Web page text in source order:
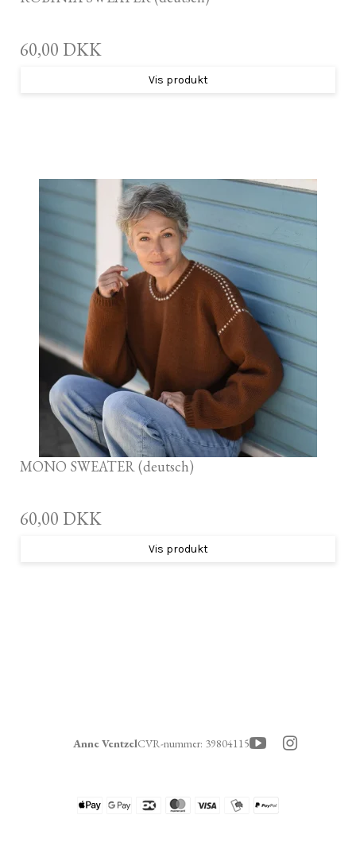
60,00 DKK
Vis produkt
MONO SWEATER (deutsch)
60,00 DKK
Vis produkt
Anne VentzelCVR-nummer: 39804115